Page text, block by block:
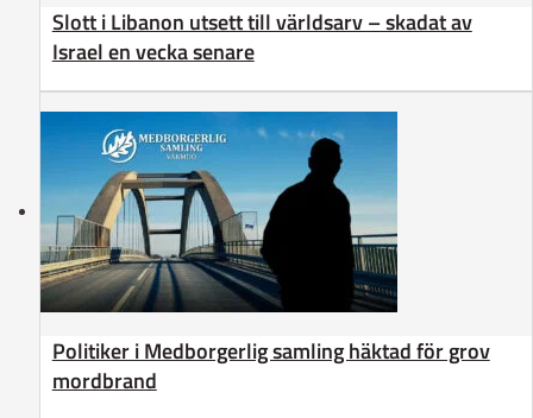
Slott i Libanon utsett till världsarv – skadat av
Israel en vecka senare
Politiker i Medborgerlig samling häktad för grov
mordbrand